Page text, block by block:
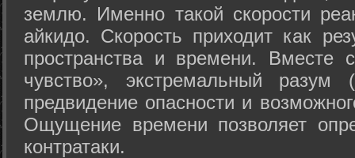
землю. Именно такой скорости
айкидо. Скорость приходит как
пространства и времени. Вместе
чувство», экстремальный разум
предвидение опасности и
Ощущение времени позволяет
контратаки.